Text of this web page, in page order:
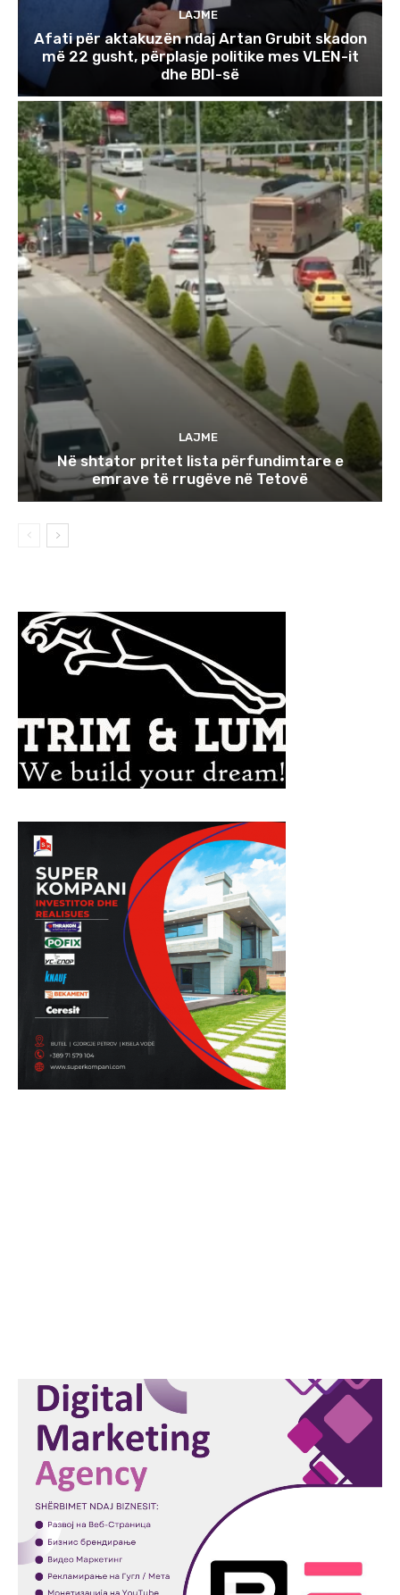
LAJME
Afati për aktakuzën ndaj Artan Grubit skadon
më 22 gusht, përplasje politike mes VLEN-it
dhe BDI-së
LAJME
Në shtator pritet lista përfundimtare e
emrave të rrugëve në Tetovë